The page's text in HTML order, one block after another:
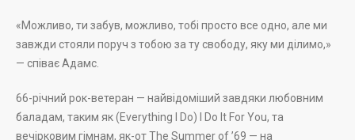
«Можливо, ти забув, можливо, тобі просто все одно, але ми
завжди стояли поруч з тобою за ту свободу, яку ми ділимо,»
— співає Адамс.
66-річний рок-ветеран — найвідоміший завдяки любовним
баладам, таким як (Everything I Do) I Do It For You, та
вечірковим гімнам, як-от The Summer of ’69 — на